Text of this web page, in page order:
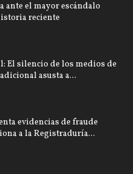
ante el mayor escándalo
reciente
El silencio de los medios de
asusta a...
evidencias de fraude
a la Registraduría...